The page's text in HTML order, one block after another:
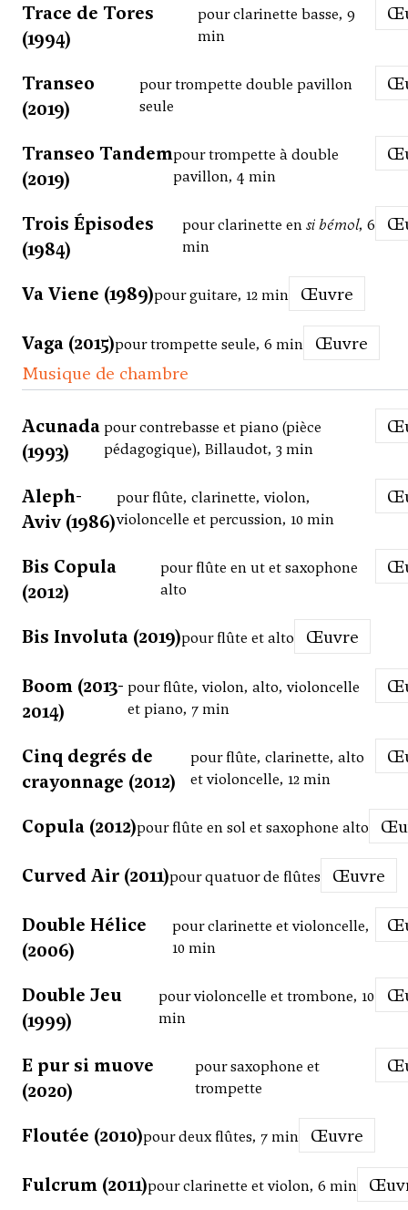
Trace de Tores
(1994)
pour clarinette basse, 9
min
Transeo
(2019)
pour trompette double pavillon
seule
Transeo Tandem
(2019)
pour trompette à double
pavillon, 4 min
Trois Épisodes
(1984)
pour clarinette ensi bémol, 6
min
Va Viene (1989)pour guitare, 12 min Œuvre
Vaga (2015)pour trompette seule, 6 min
Œuvre
Musique de chambre
Acunada
(1993)
pour contrebasse et piano (pièce
pédagogique), Billaudot, 3 min
Aleph-
Aviv (1986)
pour flûte, clarinette, violon,
violoncelle et percussion, 10 min
Bis Copula
(2012)
pour flûte en ut et saxophone
alto
Bis Involuta (2019)pour flûte et alto Œuvre
Boom (2013-
2014)
pour flûte, violon, alto, violoncelle
et piano, 7 min
Cinq degrés de
crayonnage (2012)
pour flûte, clarinette, alto
et violoncelle, 12 min
Copula (2012)pour flûte en sol et saxophone alto
Curved Air (2011)pour quatuor de flûtes Œuvre
Double Hélice
(2006)
pour clarinette et violoncelle,
10 min
Double Jeu
(1999)
pour violoncelle et trombone, 10
min
E pur si muove
(2020)
pour saxophone et
trompette
Floutée (2010)pour deux flûtes, 7 min Œuvre
Fulcrum (2011)pour clarinette et violon, 6 min